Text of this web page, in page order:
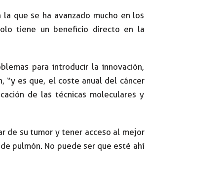
que se ha avanzado mucho en los
tiene un beneficio directo en la
para introducir la innovación,
“y es que, el coste anual del cáncer
de las técnicas moleculares y
de su tumor y tener acceso al mejor
pulmón. No puede ser que esté ahí